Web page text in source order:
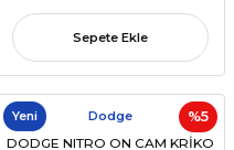
Sepete Ekle
%5
Yeni Dodge
DODGE NITRO ON CAM KRİKO